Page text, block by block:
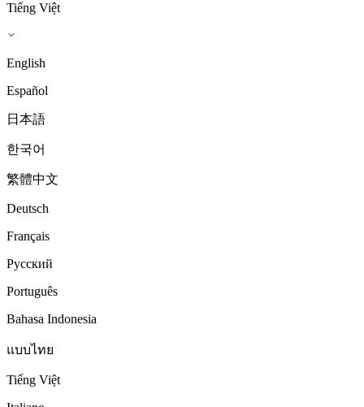
Tiếng Việt
English
Español
日本語
한국어
繁體中文
Deutsch
Français
Русский
Português
Bahasa Indonesia
แบบไทย
Tiếng Việt